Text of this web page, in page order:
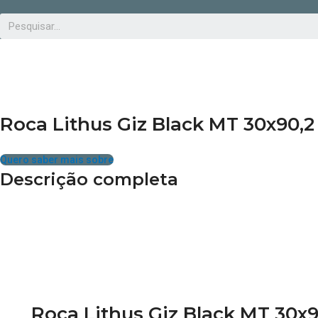
Roca Lithus Giz Black MT 30x90,2
Quero saber mais sobre
Descrição completa